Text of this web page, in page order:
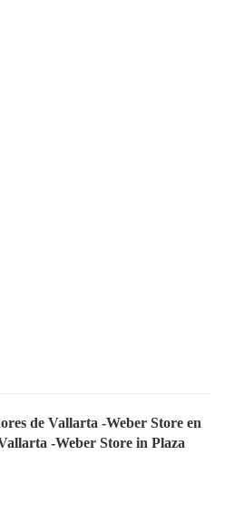
de Vallarta -Weber Store en
-Weber Store in Plaza